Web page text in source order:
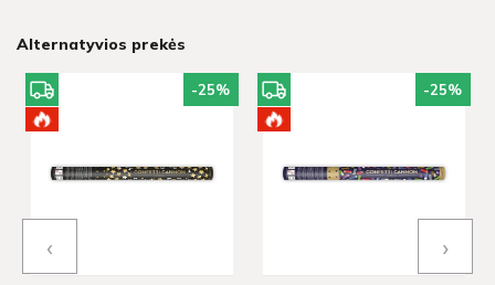
Alternatyvios prekės
-25% -25%
‹ ›